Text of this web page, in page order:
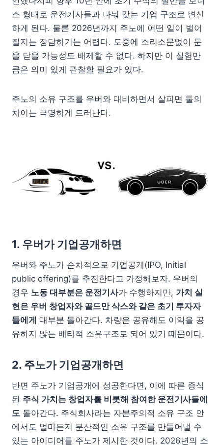
스 형태로 운전기사들과 나눠 갖는 기업 구조로 변신
하게 된다. 물론 2026년까지 주노에 어떤 일이 벌어
질지는 장담하기는 어렵다. 도중에 소리소문없이 문
을 닫을 가능성도 배제할 수 없다. 하지만 이 실험만
큼은 의미 있게 관찰할 필요가 있다.
주노의 소유 구조를 우버와 대비하면서 살피면 둘의
차이는 극명하게 드러난다.
1. 우버가 기업공개하면
우버와 주노가 순차적으로 기업공개(IPO, Initial
public offering)를 추진한다고 가정해보자. 우버의
경우 노동 대부분은 운전기사가 수행하지만, 가치 실
현은 우버 창업자와 골드만 삭스와 같은 초기 투자자
들에게 대부분 돌아간다. 차량은 공유해도 이익을 공
유하지 않는 배타적 소유구조로 되어 있기 때문이다.
2. 주노가 기업공개하면
반면 주노가 기업공개에 성공한다면, 이에 따른 증식
된 주식 가치는 창업자를 비롯해 참여한 운전기사들에
도 돌아간다. 주식회사라는 자본주의적 소유 구조 안
에서도 얼마든지 분산적인 소유 구조를 만들어낼 수
있는 아이디어를 주노가 제시한 것이다. 2026년의 소